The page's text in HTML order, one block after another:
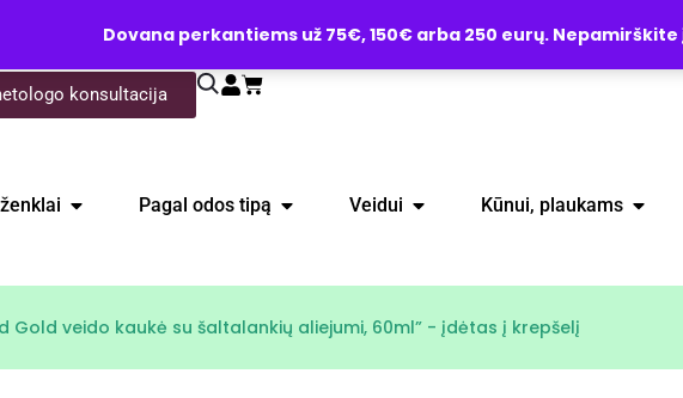
Dovana perkantiems už 75€, 150€ arba 250 eurų. Nepamirškite
konsultacija
Pagal odos tipą Veidui Kūnui, plaukams
Gold veido kaukė su šaltalankių aliejumi, 60ml” - įdėtas į krepšelį